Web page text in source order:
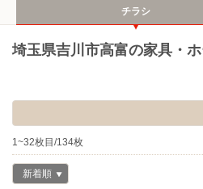
チラシ
埼玉県吉川市高富の家具・
1~32枚目/134枚
新着順